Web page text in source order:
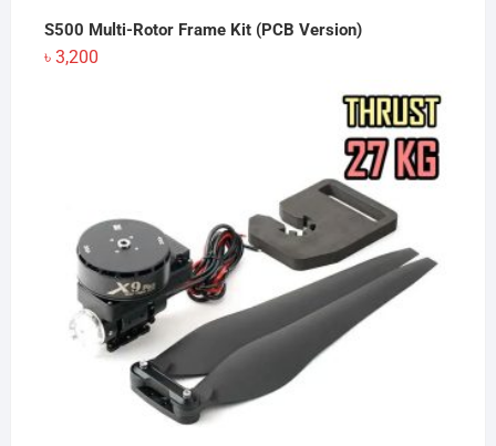
S500 Multi-Rotor Frame Kit (PCB Version)
৳ 3,200